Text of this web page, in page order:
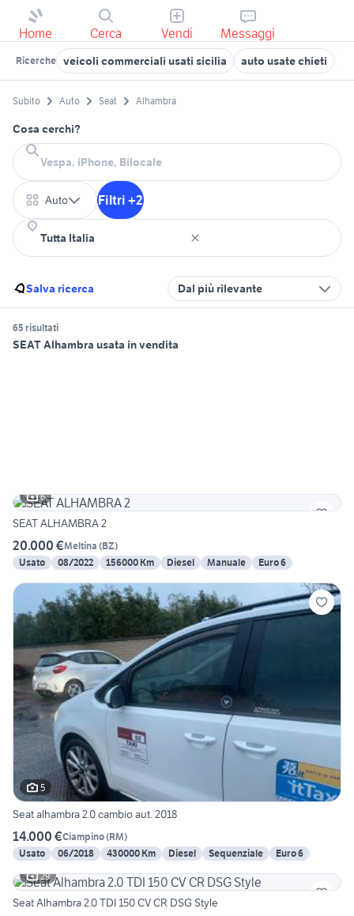
Home Cerca Vendi Messaggi
Ricerche veicoli commerciali usati sicilia auto usate chieti
Subito Auto Seat Alhambra
Cosa cerchi?
Auto Filtri +2
Salva ricerca Dal più rilevante
65 risultati
SEAT Alhambra usata in vendita
6
SEAT ALHAMBRA 2
20.000 €Meltina (BZ)
Usato
08/2022 156000 Km Diesel Manuale Euro 6
5
Seat alhambra 2.0 cambio aut. 2018
14.000 €Ciampino(RM)
Usato
06/2018 430000 Km Diesel Sequenziale
Euro 6
29
Seat Alhambra 2.0 TDI 150 CV CR DSG Style